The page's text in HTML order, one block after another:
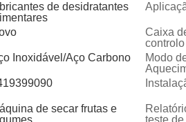
de desidratantes
Caixa
controlo
Inoxidável/Aço Carbono
Modo
de secar frutas e
teste de